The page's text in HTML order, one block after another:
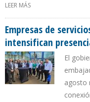
LEER MÁS
Empresas de
intensifican
El
agosto